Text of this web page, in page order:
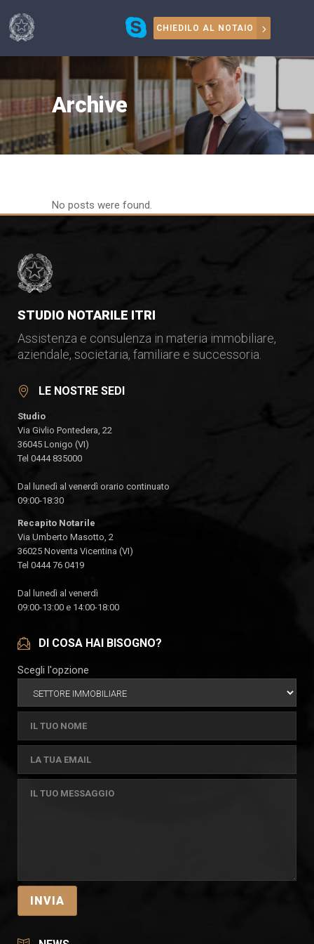
CHIEDILO AL NOTAIO
Archive
No posts were found.
STUDIO NOTARILE ITRI
Assistenza e consulenza in materia immobiliare,
aziendale, societaria, familiare e successoria.
LE NOSTRE SEDI
Studio
Via Givlio Pontedera, 22
36045 Lonigo (VI)
Tel 0444 835000
Dal lunedì al venerdì orario continuato
09:00-18:30
Recapito Notarile
Via Umberto Masotto, 2
36025 Noventa Vicentina (VI)
Tel 0444 76 0419
Dal lunedì al venerdì
09:00-13:00 e 14:00-18:00
DI COSA HAI BISOGNO?
Scegli l'opzione